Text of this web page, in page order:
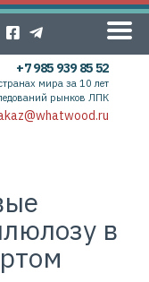
+7 985 939 85 52
мира за 10 лет
рынков ЛПК
в